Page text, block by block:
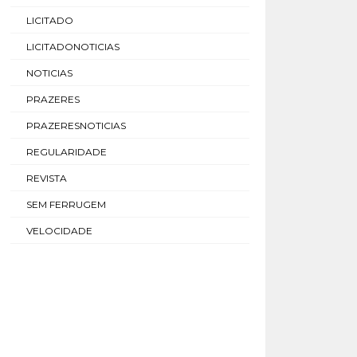
LICITADO
LICITADONOTICIAS
NOTICIAS
PRAZERES
PRAZERESNOTICIAS
REGULARIDADE
REVISTA
SEM FERRUGEM
VELOCIDADE